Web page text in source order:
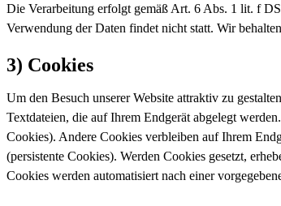
Die Verarbeitung erfolgt gemäß Art. 6 Abs. 1 lit. f
Verwendung der Daten findet nicht statt. Wir
3) Cookies
Um den Besuch unserer Website attraktiv zu
Textdateien, die auf Ihrem Endgerät abgelegt
Cookies). Andere Cookies verbleiben auf Ihrem
(persistente Cookies). Werden Cookies gesetzt,
Cookies werden automatisiert nach einer